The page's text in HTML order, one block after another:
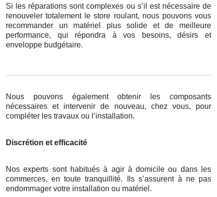
Si les réparations sont complexes ou s’il est nécessaire de
renouveler totalement le store roulant, nous pouvons vous
recommander un matériel plus solide et de meilleure
performance, qui répondra à vos besoins, désirs et
enveloppe budgétaire.
Nous pouvons également obtenir les composants
nécessaires et intervenir de nouveau, chez vous, pour
compléter les travaux ou l’installation.
Discrétion et efficacité
Nos experts sont habitués à agir à domicile ou dans les
commerces, en toute tranquillité. Ils s’assurent à ne pas
endommager votre installation ou matériel.